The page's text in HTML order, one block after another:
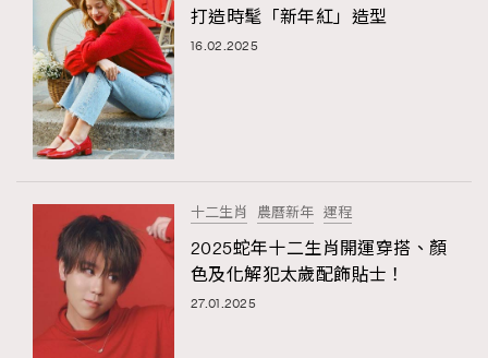
打造時髦「新年紅」造型
16.02.2025
十二生肖 農曆新年 運程
2025蛇年十二生肖開運穿搭、顏
色及化解犯太歲配飾貼士！
27.01.2025